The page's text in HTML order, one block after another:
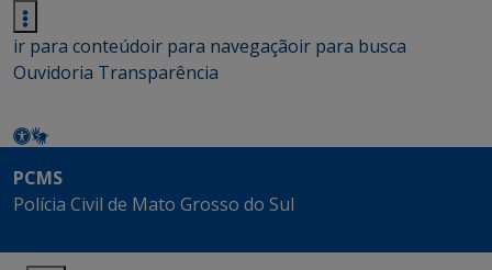
ir para conteúdoir para navegaçãoir para busca
Ouvidoria Transparência
PCMS
Polícia Civil de Mato Grosso do Sul